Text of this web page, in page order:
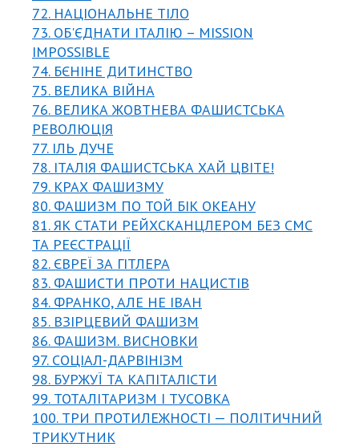
72. НАЦІОНАЛЬНЕ ТІЛО
73. ОБ'ЄДНАТИ ІТАЛІЮ – MISSION
IMPOSSIBLE
74. БЄНІНЕ ДИТИНСТВО
75. ВЕЛИКА ВІЙНА
76. ВЕЛИКА ЖОВТНЕВА ФАШИСТСЬКА
РЕВОЛЮЦІЯ
77. ІЛЬ ДУЧЕ
78. ІТАЛІЯ ФАШИСТСЬКА ХАЙ ЦВІТЕ!
79. КРАХ ФАШИЗМУ
80. ФАШИЗМ ПО ТОЙ БІК ОКЕАНУ
81. ЯК СТАТИ РЕЙХСКАНЦЛЕРОМ БЕЗ СМС
ТА РЕЄСТРАЦІЇ
82. ЄВРЕЇ ЗА ГІТЛЕРА
83. ФАШИСТИ ПРОТИ НАЦИСТІВ
84. ФРАНКО, АЛЕ НЕ ІВАН
85. ВЗІРЦЕВИЙ ФАШИЗМ
86. ФАШИЗМ. ВИСНОВКИ
97. СОЦІАЛ-ДАРВІНІЗМ
98. БУРЖУЇ ТА КАПІТАЛІСТИ
99. ТОТАЛІТАРИЗМ І ТУСОВКА
100. ТРИ ПРОТИЛЕЖНОСТІ — ПОЛІТИЧНИЙ
ТРИКУТНИК